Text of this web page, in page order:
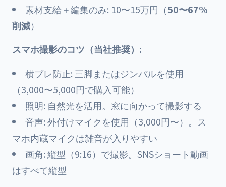
素材支給＋編集のみ: 10〜15万円（50〜67%
削減）
スマホ撮影のコツ（当社推奨）:
横ブレ防止: 三脚またはジンバルを使用
（3,000〜5,000円で購入可能）
照明: 自然光を活用。窓に向かって撮影する
音声: 外付けマイクを使用（3,000円〜）。ス
マホ内蔵マイクは雑音が入りやすい
画角: 縦型（9:16）で撮影。SNSショート動画
はすべて縦型